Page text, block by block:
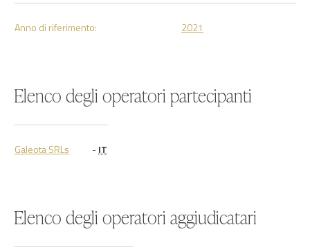
Anno di riferimento: 2021
Elenco degli operatori partecipanti
Galeota SRLs -IT
Elenco degli operatori aggiudicatari